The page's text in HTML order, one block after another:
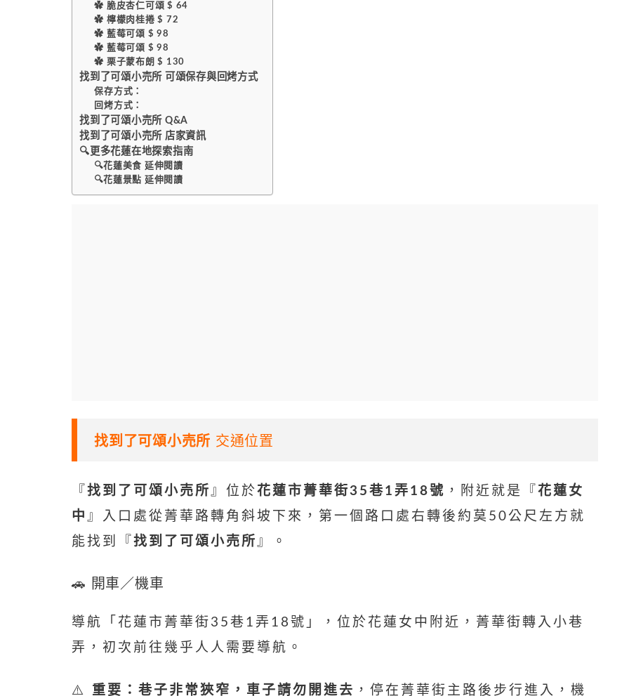
✿ 脆皮杏仁可頌 $ 64
✿ 檸檬肉桂捲 $ 72
✿ 藍莓可頌 $ 98
✿ 藍莓可頌 $ 98
✿ 栗子蒙布朗 $ 130
找到了可頌小売所 可頌保存與回烤方式
保存方式：
回烤方式：
找到了可頌小売所 Q&A
找到了可頌小売所 店家資訊
🔍更多花蓮在地探索指南
🔍花蓮美食 延伸閱讀
🔍花蓮景點 延伸閱讀
找到了可頌小売所 交通位置
『 找到了可頌小売所』位於花蓮市菁華街35巷1弄18號 ，附近就是『 花蓮女
中 』入口處從菁華路轉角斜坡下來，第一個路口處右轉後約莫50公尺左方就
能找到『 找到了可頌小売所』。
🚗 開車／機車
導航「花蓮市菁華街35巷1弄18號」，位於花蓮女中附近，菁華街轉入小巷
弄，初次前往幾乎人人需要導航。
⚠️ 重要：巷子非常狹窄，車子請勿開進去 ，停在菁華街主路後步行進入，機